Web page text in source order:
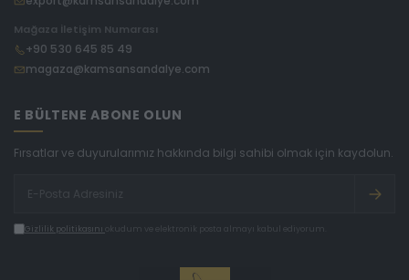
Mağaza İletişim Numarası
+90 530 645 85 49
magaza@kamsansandalye.com
E BÜLTENE ABONE OLUN
Fırsatlar ve duyurularımız hakkında bilgi sahibi olmak için kaydolun.
Gizlilik politikasını okudum ve elektronik posta almayı kabul ediyorum.